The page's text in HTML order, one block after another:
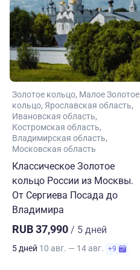
Золотое кольцо Малое Золотое
кольцо Ярославская область
Ивановская область
Костромская область
Владимирская область
Московская область
Классическое Золотое
кольцо России из Москвы.
От Сергиева Посада до
Владимира
RUB 37,990 / 5 дней
5 дней 10 авг. — 14 авг. +9